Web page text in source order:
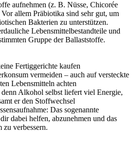
aufnehmen (z. B. Nüsse, Chicorée
allem Präbiotika sind sehr gut, um
Bakterien zu unterstützen.
Lebensmittelbestandteile und
Gruppe der Ballaststoffe.
Fertiggerichte kaufen
vermeiden – auch auf versteckte
Lebensmitteln achten
Alkohol selbst liefert viel Energie,
er den Stoffwechsel
Das sogenannte
dabei helfen, abzunehmen und das
verbessern.